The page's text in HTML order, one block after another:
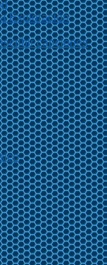
Exploración
canciones